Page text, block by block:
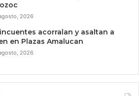
2026
acorralan y asaltan a
en Plazas Amalucan
2026